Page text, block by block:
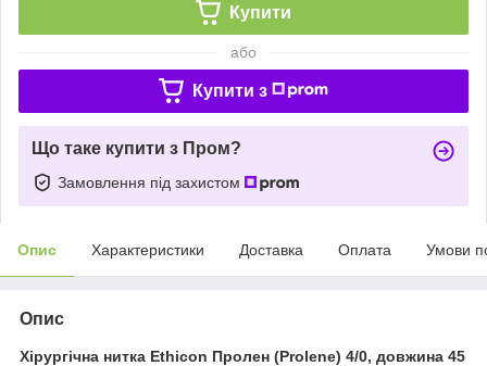
Купити
або
Купити з
Що таке купити з Пром?
Замовлення під захистом
Опис Характеристики Доставка Оплата Умови
Опис
Хірургічна нитка Ethicon Пролен (Prolene) 4/0, довжина 45